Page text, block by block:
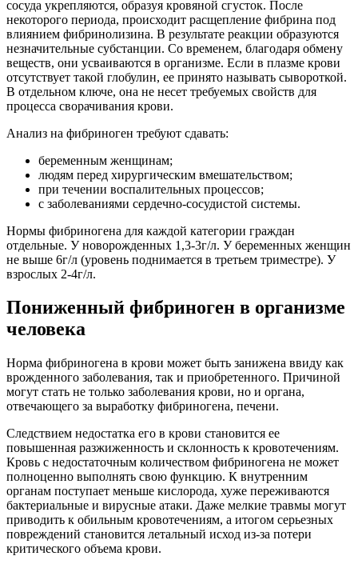
сосуда укрепляются, образуя кровяной сгусток. После
некоторого периода, происходит расщепление фибрина под
влиянием фибринолизина. В результате реакции образуются
незначительные субстанции. Со временем, благодаря обмену
веществ, они усваиваются в организме. Если в плазме крови
отсутствует такой глобулин, ее принято называть сывороткой.
В отдельном ключе, она не несет требуемых свойств для
процесса сворачивания крови.
Анализ на фибриноген требуют сдавать:
беременным женщинам;
людям перед хирургическим вмешательством;
при течении воспалительных процессов;
с заболеваниями сердечно-сосудистой системы.
Нормы фибриногена для каждой категории граждан
отдельные. У новорожденных 1,3-3г/л. У беременных женщин
не выше 6г/л (уровень поднимается в третьем триместре). У
взрослых 2-4г/л.
Пониженный фибриноген в организме
человека
Норма фибриногена в крови может быть занижена ввиду как
врожденного заболевания, так и приобретенного. Причиной
могут стать не только заболевания крови, но и органа,
отвечающего за выработку фибриногена, печени.
Следствием недостатка его в крови становится ее
повышенная разжиженность и склонность к кровотечениям.
Кровь с недостаточным количеством фибриногена не может
полноценно выполнять свою функцию. К внутренним
органам поступает меньше кислорода, хуже переживаются
бактериальные и вирусные атаки. Даже мелкие травмы могут
приводить к обильным кровотечениям, а итогом серьезных
повреждений становится летальный исход из-за потери
критического объема крови.